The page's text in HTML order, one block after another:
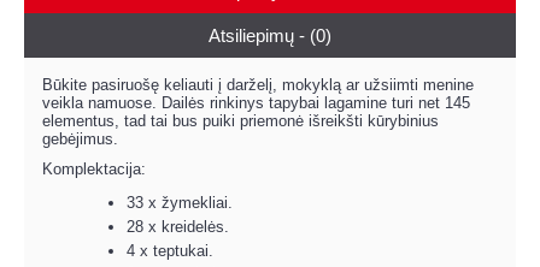
Atsiliepimų - (0)
Būkite pasiruošę keliauti į darželį, mokyklą ar užsiimti menine
veikla namuose. Dailės rinkinys tapybai lagamine turi net 145
elementus, tad tai bus puiki priemonė išreikšti kūrybinius
gebėjimus.
Komplektacija:
33 x žymekliai.
28 x kreidelės.
4 x teptukai.